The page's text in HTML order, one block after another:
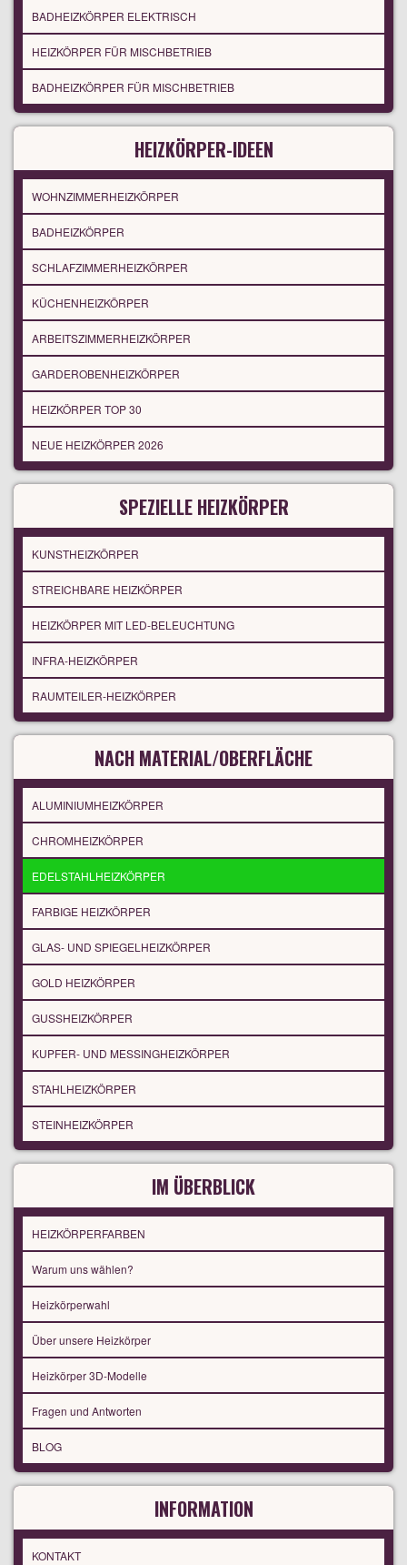
BADHEIZKÖRPER ELEKTRISCH
HEIZKÖRPER FÜR MISCHBETRIEB
BADHEIZKÖRPER FÜR MISCHBETRIEB
HEIZKÖRPER-IDEEN
WOHNZIMMERHEIZKÖRPER
BADHEIZKÖRPER
SCHLAFZIMMERHEIZKÖRPER
KÜCHENHEIZKÖRPER
ARBEITSZIMMERHEIZKÖRPER
GARDEROBENHEIZKÖRPER
HEIZKÖRPER TOP 30
NEUE HEIZKÖRPER 2026
SPEZIELLE HEIZKÖRPER
KUNSTHEIZKÖRPER
STREICHBARE HEIZKÖRPER
HEIZKÖRPER MIT LED-BELEUCHTUNG
INFRA-HEIZKÖRPER
RAUMTEILER-HEIZKÖRPER
NACH MATERIAL/OBERFLÄCHE
ALUMINIUMHEIZKÖRPER
CHROMHEIZKÖRPER
EDELSTAHLHEIZKÖRPER
FARBIGE HEIZKÖRPER
GLAS- UND SPIEGELHEIZKÖRPER
GOLD HEIZKÖRPER
GUSSHEIZKÖRPER
KUPFER- UND MESSINGHEIZKÖRPER
STAHLHEIZKÖRPER
STEINHEIZKÖRPER
IM ÜBERBLICK
HEIZKÖRPERFARBEN
Warum uns wählen?
Heizkörperwahl
Über unsere Heizkörper
Heizkörper 3D-Modelle
Fragen und Antworten
BLOG
INFORMATION
KONTAKT